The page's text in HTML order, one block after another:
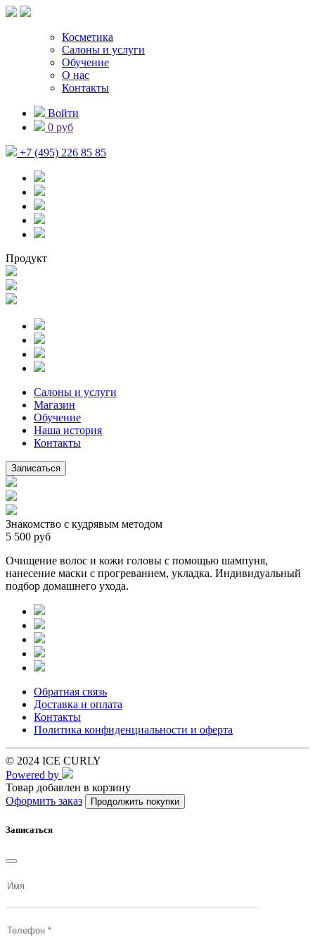
Косметика
Салоны и услуги
Обучение
О нас
Контакты
Войти
0 руб
+7 (495) 226 85 85
Продукт
Салоны и услуги
Магазин
Обучение
Наша история
Контакты
Записаться
Знакомство с кудрявым методом
5 500 руб
Очищение волос и кожи головы с помощью шампуня,
нанесение маски с прогреванием, укладка. Индивидуальный
подбор домашнего ухода.
Обратная связь
Доставка и оплата
Контакты
Политика конфиденциальности и оферта
© 2024 ICE CURLY
Powered by
Товар добавлен в корзину
Оформить заказ
Продолжить покупки
Записаться